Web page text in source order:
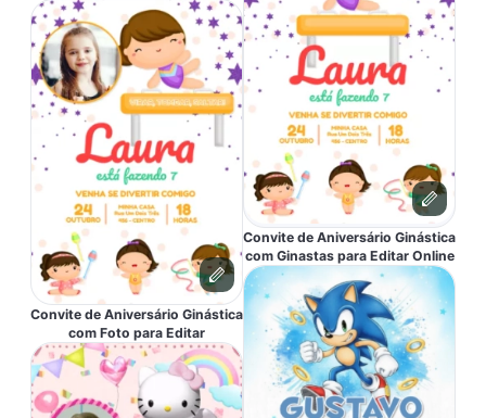
Convite de Aniversário Ginástica
com Foto para Editar
Convite de Aniversário Ginástica
com Ginastas para Editar Online